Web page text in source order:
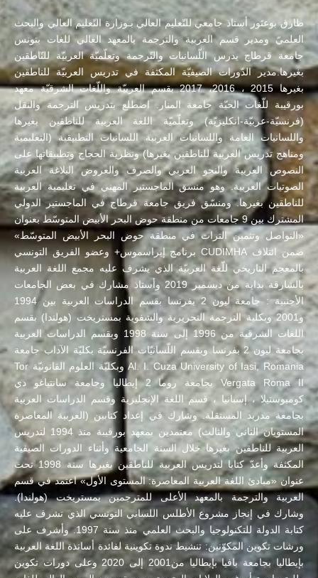
طارق بوعتَور أستاذ جامعي للتّعليم العالي بـوزارة التّعليم العالي والبحث
العلميّ ومدير قسم العربية والترجمة بالمعهد العالي للغات بتونس
جامعة قرطاج يدرس اللّسانيات والتّرجمة وتعلّميّة العربيّة للنّاطقين
بغيرها.مدير الدّورات الصيفيّة المكثفة في تدريس العربيّة للناطقين
بغيرها 2015 ، 2016، 2017 بقسم العربيّة واللّغات الشرقيّة معهد
بورقيبة للّغات الحيّة جامعة المنار. اضطلع بتدريس الترجمة والنقل
(فرنسيّة-عربيّة-انكليزيّة) وتعلّميّة اللغة العربية للناطقين بغيرها
واللسانيات العامة واللسانيات العربية اللسانيات التطبيقية (التعليمية
ومناهج تدريس العربية للناطقين بغيرها) ونظرية الحجاج وتطبيقاتها على
النصوص العربية والنحو العربي والصرف والعروض البلاغة العربية
الصوتيات العربية. وهو منسق الماجستير المهني في تعليمية العربية
للناطقين بغيرها. ومنسّق فريق جامعة قرطاج في الماجستير الدولي
المشترك بين 9 جامعات من منطقة حوض البحر الأبيض المتوسّط بعنوان
«التواصل وتثمين التراث في منطقة حوض البحر الأبيض المتوسّط»
ضمن ائتلاف CUDIMHA برنامج إيراسموس+ وعضو الفريق التونسي
بالمعجم التاريخي للّغة العربيّة الذي يشرف عليه مجمع اللغة العربية
بالشارقة بداية من ديسمبر 2019 وأستاذ مشارك في بعض الجامعات
الأجنبية : جامعة ليون 2 بفرنسا بقسم الدراسات العربية بين 1994
و2001 وبكلية الترجمة التحريرية والشفوية بمستريخت (هولندا) بقسم
اللغات الشرقية من 1996 إلى سنة 1998 وبقسم الدراسات العربية
بجامعة ليون 2 بفرنسا وبقسم اللّسانيّات الفرنسيّة بكليّة الآداب جامعة
Al. I. Cuza University of Iasi, Romania وبكليّة العلوم القانونيّة Tor
Vergata Roma II بجامعة روما 2 إيطاليا وجامعة سانتياغو دي
كومبوستيلا ، إسبانيا ، قسم اللغة الإنجليزية وقسم الدراسات العربية
بجامعة مدريد المستقلة. وشارك في إعداد كتابين (العربية المعاصرة
المستويان الثاني والثالث) معتمدين بمعهد بورقيبة منذ 1994 لتدريس
العربية للناطقين بغيرها خلال السنة الجامعية وأثناء الدورات الصيفية
المكثفة وأعدّ كتابا لتدريس العربية للناطقين بغيرها سنة 1998 تحت
عنوان «مبادئ اللغة العربية المعاصرة: المستوى الأول» اعتمد في قسم
العربية والترجمة بالمعهد الأعلى للمترجمين بمستريخت (هولندا).
وشارك في إنجاز مشروع الأطلس اللساني التونسي الذي تشرف عليه
كتابة الدولة للتكنولوجيا والبحث العلمي منذ سنة 1997. وأشرف على
ورشات تكوين المكوّنين: تنشيط ندوة تكوينية لفائدة أساتذة اللغة العربية
بإيطاليا بجامعة بافيا بإيطاليا من2001 إلى 2020 وعلى دورات تكوين